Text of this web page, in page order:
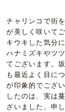
チャリンコで街
が美しく咲いて
キウキした気分
ハナミズキやツ
てございます。
も最近よく目に
が印象的でござ
したのは、実は
ざいました。申